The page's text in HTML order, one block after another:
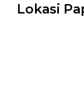
Lokasi